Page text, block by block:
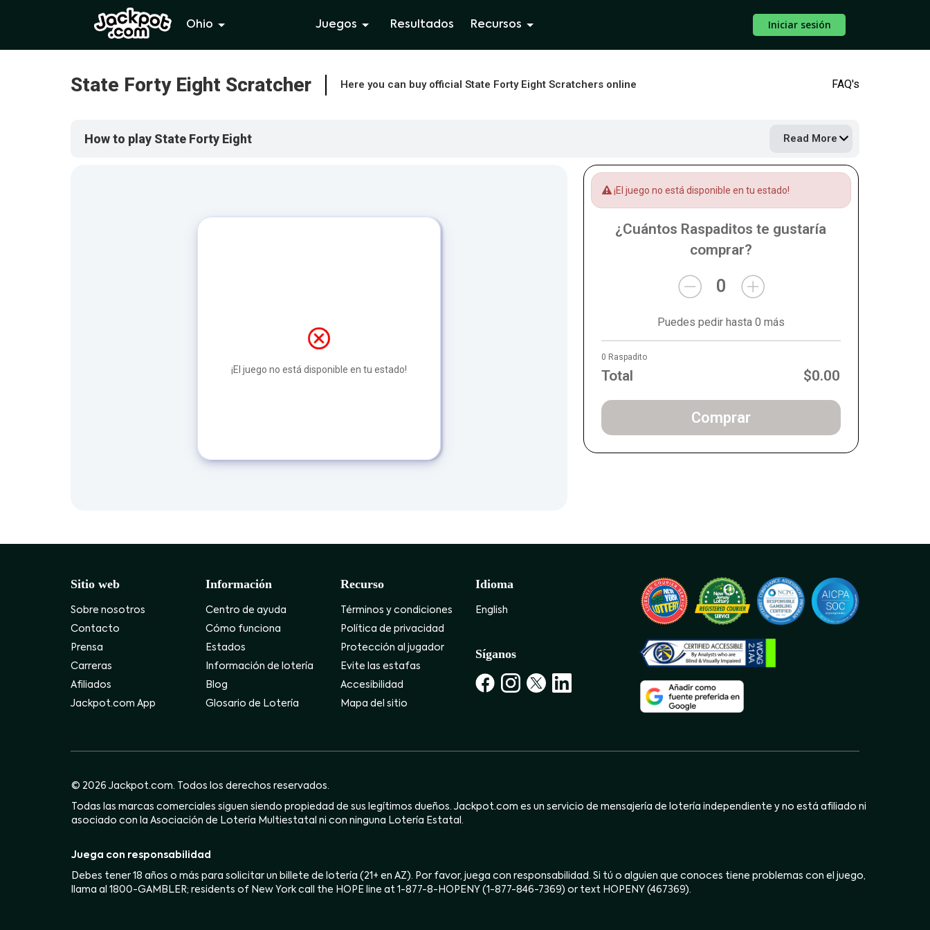
Ohio Juegos Resultados Recursos Iniciar sesión
State Forty Eight Scratcher Here you can buy official State Forty Eight Scratchers online FAQ's
How to play State Forty Eight Read More
¡El juego no está disponible en tu estado!
¡El juego no está disponible en tu estado!
¿Cuántos Raspaditos te gustaría
comprar?
0
Puedes pedir hasta 0 más
0 Raspadito
Total $0.00
Comprar
Sitio web
Sobre nosotros
Contacto
Prensa
Carreras
Afiliados
Jackpot.com App
Información
Centro de ayuda
Cómo funciona
Estados
Información de lotería
Blog
Glosario de Lotería
Recurso
Términos y condiciones
Política de privacidad
Protección al jugador
Evite las estafas
Accesibilidad
Mapa del sitio
Idioma
English
Síganos
© 2026 Jackpot.com. Todos los derechos reservados.
Todas las marcas comerciales siguen siendo propiedad de sus legítimos dueños. Jackpot.com es un servicio de mensajería de lotería independiente y no está afiliado ni
asociado con la Asociación de Lotería Multiestatal ni con ninguna Lotería Estatal.
Juega con responsabilidad
Debes tener 18 años o más para solicitar un billete de lotería (21+ en AZ). Por favor, juega con responsabilidad. Si tú o alguien que conoces tiene problemas con el juego,
llama al 1800-GAMBLER; residents of New York call the HOPE line at 1-877-8-HOPENY (1-877-846-7369) or text HOPENY (467369).